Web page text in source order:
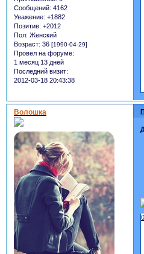
Сообщений: 4162
Уважение: +1882
Позитив: +2012
Пол: Женский
Возраст: 36 [1990-04-29]
Провел на форуме:
1 месяц 13 дней
Последний визит:
2012-03-18 20:43:38
Волошка
0